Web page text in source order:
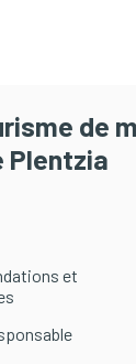
de
Plentzia
et